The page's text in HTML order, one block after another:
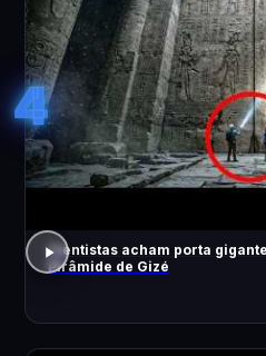
4
Cientistas acham porta
Pirâmide de Gizé